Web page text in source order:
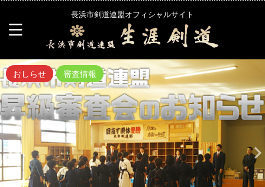
長浜市剣道連盟オフィシャルサイト
おしらせ 審査情報